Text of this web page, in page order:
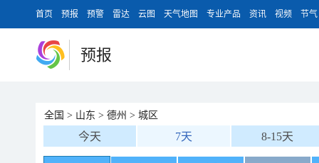
首页 预报 预警 雷达 云图 天气地图 专业产品 资讯 视频 节气
预报
全国 > 山东 > 德州 > 城区
今天 7天 8-15天